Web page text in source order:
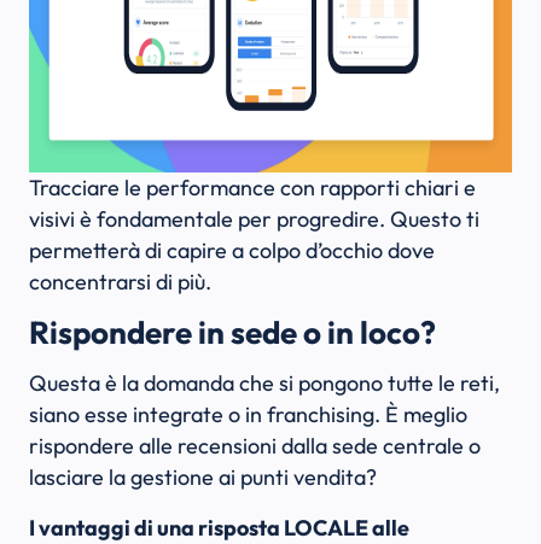
Tracciare le performance con rapporti chiari e
visivi è fondamentale per progredire. Questo ti
permetterà di capire a colpo d’occhio dove
concentrarsi di più.
Rispondere in sede o in loco?
Questa è la domanda che si pongono tutte le reti,
siano esse integrate o in franchising. È meglio
rispondere alle recensioni dalla sede centrale o
lasciare la gestione ai punti vendita?
I vantaggi di una risposta LOCALE alle